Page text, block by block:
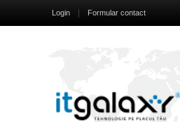
Login Formular contact